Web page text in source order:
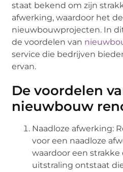
staat bekend om zijn
afwerking, waardoor het
nieuwbouwprojecten. In
de voordelen van
service die bedrijven
ervan.
De voordelen
nieuwbouw
Naadloze afwerking:
voor een naadloze
waardoor een
uitstraling ontstaat